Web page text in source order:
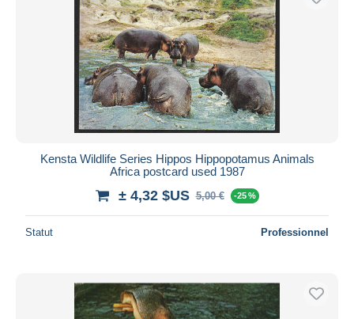
Kensta Wildlife Series Hippos Hippopotamus Animals
Africa postcard used 1987
± 4,32 $US 5,00 € -25 %
Statut Professionnel